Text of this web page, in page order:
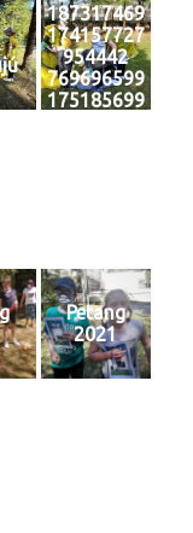
187317469
174157727
954442
769696599
175185699
Petang
2021